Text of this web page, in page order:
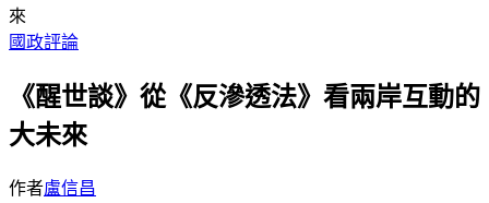
來
國政評論
《醒世談》從《反滲透法》看兩岸互動的
大未來
作者盧信昌